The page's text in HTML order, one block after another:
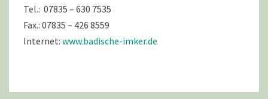
Tel.: 07835 – 630 7535
Fax.: 07835 – 426 8559
Internet: www.badische-imker.de